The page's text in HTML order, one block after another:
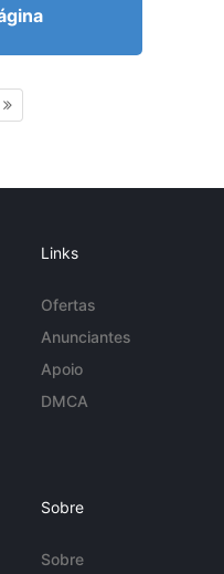
Links
Ofertas
Anunciantes
Apoio
DMCA
Sobre
Sobre